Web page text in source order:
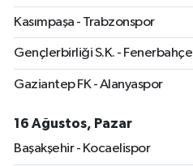
Kasımpaşa - Trabzonspor
Gençlerbirliği S.K. - Fenerbahçe
Gaziantep FK - Alanyaspor
16 Ağustos, Pazar
Başakşehir - Kocaelispor